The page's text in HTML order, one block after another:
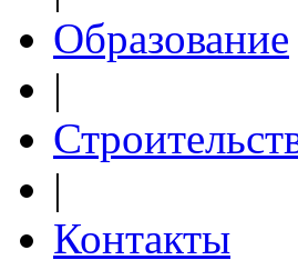
Образование
|
|
Контакты